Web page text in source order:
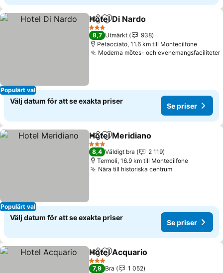
Populärt val
Dela Lägg till i Mina Favoriter
Hotel Di Nardo
3 Stjärnor
8,7 Utmärkt
938
Petacciato, 11.6 km till Montecilfone
Moderna mötes- och evenemangsfaciliteter
Välj datum för att se exakta priser
Se priser
Populärt val
Dela Lägg till i Mina Favoriter
Hotel Meridiano
3 Stjärnor
8,4 Väldigt bra
2 119
Termoli, 16.9 km till Montecilfone
Nära till historiska centrum
Välj datum för att se exakta priser
Se priser
Dela Lägg till i Mina Favoriter
Hotel Acquario
3 Stjärnor
7,9 Bra
1 052